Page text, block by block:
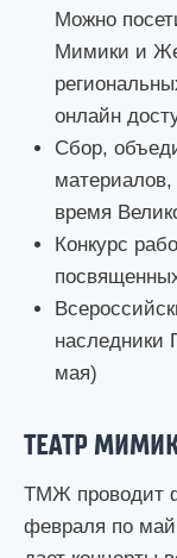
Можно
Мимики и
онлайн
Сбор,
время
Конкурс
наследники
мая)
ТЕАТР
ТМЖ проводит
февраля по